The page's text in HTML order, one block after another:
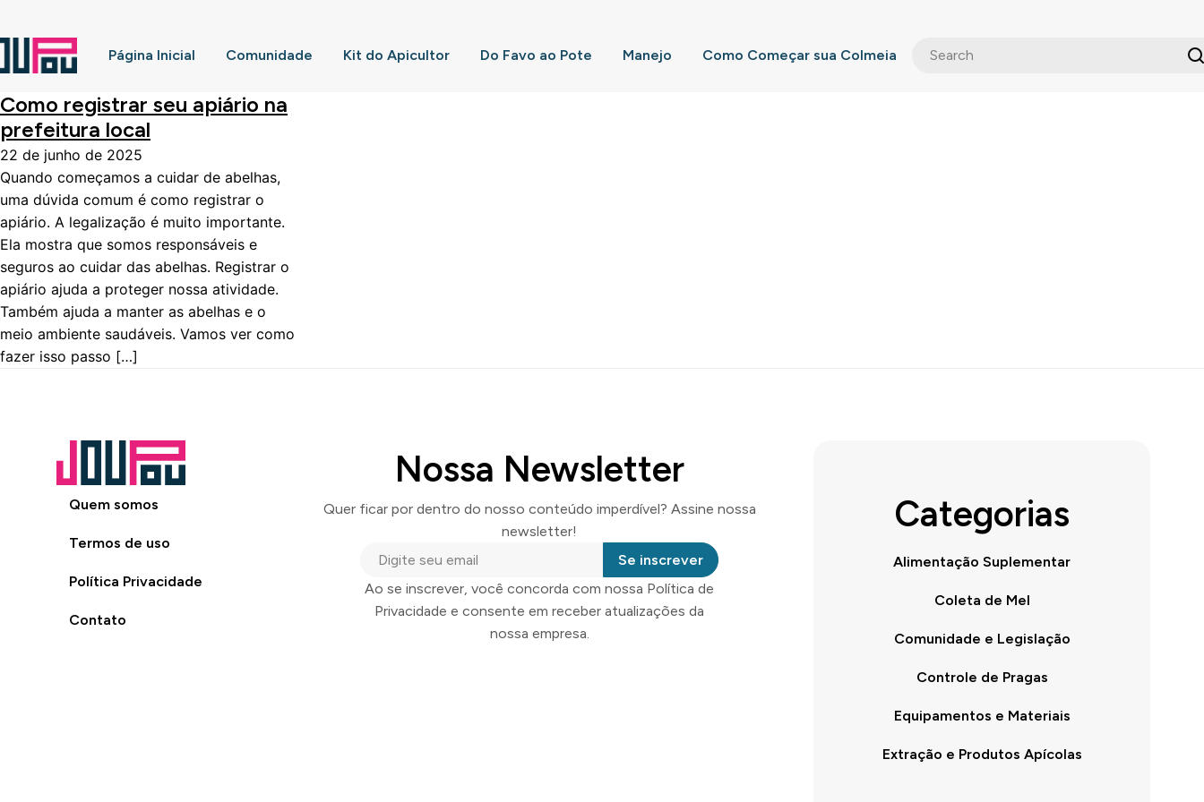
Página Inicial Comunidade Kit do Apicultor Do Favo ao Pote Manejo Como Começar sua Colmeia
Como registrar seu apiário na
prefeitura local
22 de junho de 2025
Quando começamos a cuidar de abelhas,
uma dúvida comum é como registrar o
apiário. A legalização é muito importante.
Ela mostra que somos responsáveis e
seguros ao cuidar das abelhas. Registrar o
apiário ajuda a proteger nossa atividade.
Também ajuda a manter as abelhas e o
meio ambiente saudáveis. Vamos ver como
fazer isso passo […]
Quem somos
Termos de uso
Política Privacidade
Contato
Nossa Newsletter
Quer ficar por dentro do nosso conteúdo imperdível? Assine nossa
newsletter!
Se inscrever
Ao se inscrever, você concorda com nossa Política de
Privacidade e consente em receber atualizações da
nossa empresa.
Categorias
Alimentação Suplementar
Coleta de Mel
Comunidade e Legislação
Controle de Pragas
Equipamentos e Materiais
Extração e Produtos Apícolas